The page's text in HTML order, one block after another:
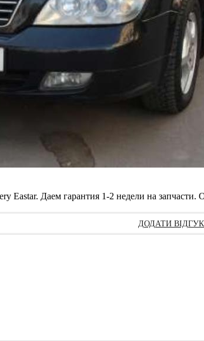
Eastar. Даем гарантия 1-2 недели на
ДОДАТИ